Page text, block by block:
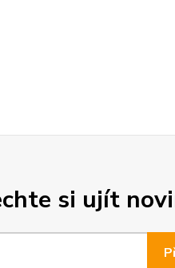
si ujít